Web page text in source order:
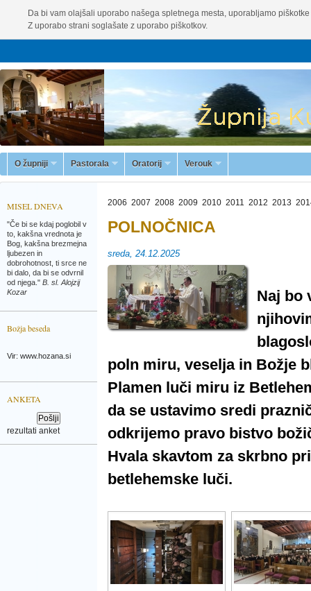
Da bi vam olajšali uporabo našega spletnega mesta, uporabljamo
Z uporabo strani soglašate z uporabo piškotkov.
O župniji Pastorala Oratorij Verouk
MISEL DNEVA
"Če bi se kdaj poglobil v
to, kakšna vrednota je
Bog, kakšna brezmejna
ljubezen in
dobrohotnost, ti srce ne
bi dalo, da bi se odvrnil
od njega." B. sl. Alojzij
Kozar
Božja beseda
Vir: www.hozana.si
ANKETA
rezultati anket
2006 2007 2008 2009 2010 2011 2012 2013
POLNOČNICA
sreda, 24.12.2025
Naj bo
poln miru, veselja in Božje
Plamen luči miru iz
da se ustavimo sredi
odkrijemo pravo bistvo
Hvala skavtom za skrbno
betlehemske luči.